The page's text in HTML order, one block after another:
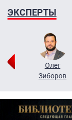
ЭКСПЕРТЫ
Олег
Зиборов